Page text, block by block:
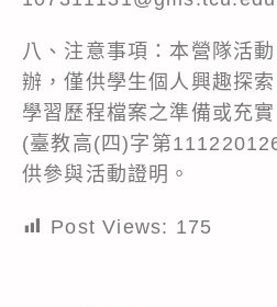
八、注意事項：本營隊活
辦，僅供學生個人興趣探
學習歷程檔案之準備或充
(臺教高(四)字第
供參與活動證明。
Post Views: 175